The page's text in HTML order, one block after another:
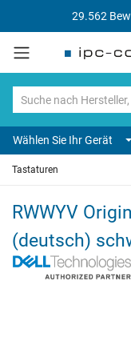
29.562
Wählen Sie Ihr Gerät
Tastaturen
RWWYV
(deutsch)